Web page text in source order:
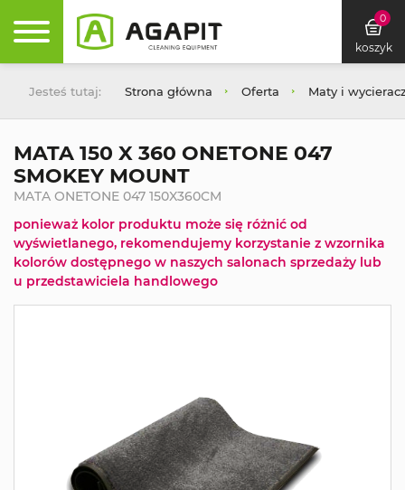
0
koszyk
Jesteś tutaj: Strona główna Oferta Maty i
MATA 150 X 360 ONETONE 047
SMOKEY MOUNT
MATA ONETONE 047 150X360CM
ponieważ kolor produktu może się różnić od
wyświetlanego, rekomendujemy korzystanie z wzornika
kolorów dostępnego w naszych salonach sprzedaży lub
u przedstawiciela handlowego